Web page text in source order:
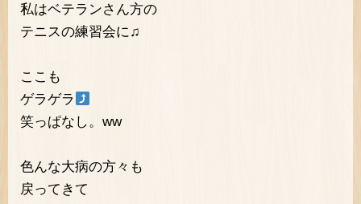
私はベテランさん方の
テニスの練習会に♫
ここも
ゲラゲラ
笑っぱなし。ww
色んな大病の方々も
戻ってきて